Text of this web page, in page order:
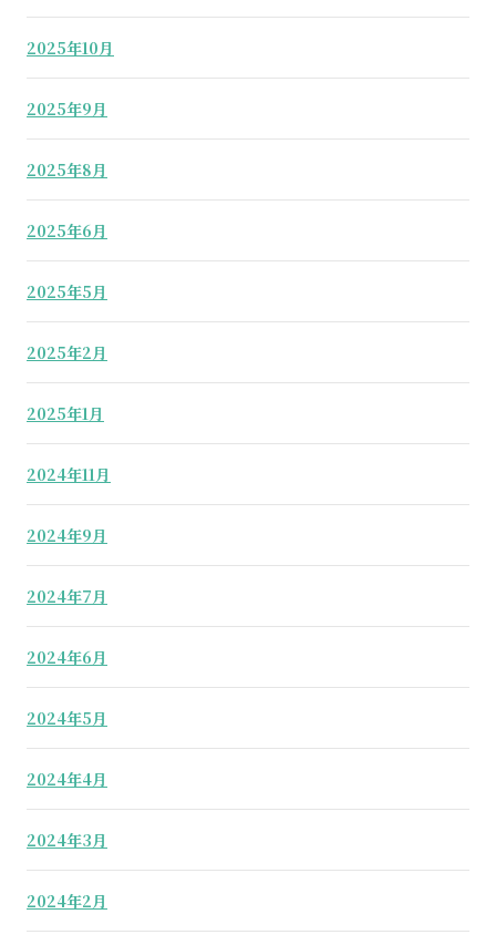
2025年10月
2025年9月
2025年8月
2025年6月
2025年5月
2025年2月
2025年1月
2024年11月
2024年9月
2024年7月
2024年6月
2024年5月
2024年4月
2024年3月
2024年2月